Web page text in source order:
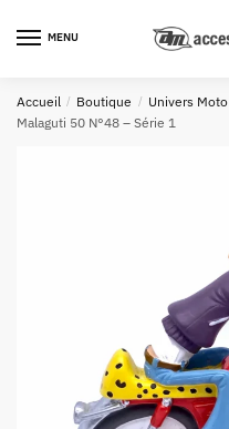
navigation
au
MENU
Accueil / Boutique / Univers Moto
Malaguti 50 N°48 – Série 1